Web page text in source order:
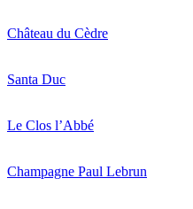
Château du Cèdre
Santa Duc
Le Clos l’Abbé
Champagne Paul Lebrun